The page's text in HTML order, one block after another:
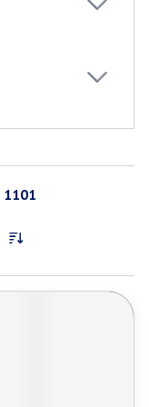
1101